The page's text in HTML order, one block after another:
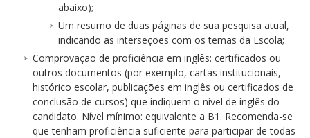
abaixo);
Um resumo de duas páginas de sua pesquisa atual,
indicando as interseções com os temas da Escola;
Comprovação de proficiência em inglês: certificados ou
outros documentos (por exemplo, cartas institucionais,
histórico escolar, publicações em inglês ou certificados de
conclusão de cursos) que indiquem o nível de inglês do
candidato. Nível mínimo: equivalente a B1. Recomenda-se
que tenham proficiência suficiente para participar de todas